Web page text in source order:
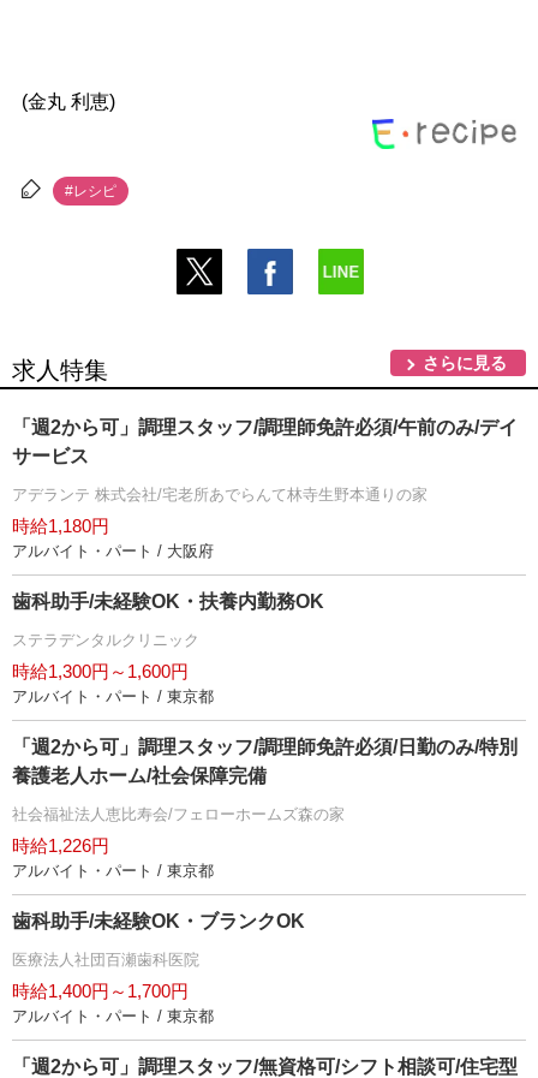
(金丸 利恵)
#レシピ
求人特集 さらに見る
「週2から可」調理スタッフ/調理師免許必須/午前のみ/デイ
サービス
アデランテ 株式会社/宅老所あでらんて林寺生野本通りの家
時給1,180円
アルバイト・パート / 大阪府
歯科助手/未経験OK・扶養内勤務OK
ステラデンタルクリニック
時給1,300円～1,600円
アルバイト・パート / 東京都
「週2から可」調理スタッフ/調理師免許必須/日勤のみ/特別
養護老人ホーム/社会保障完備
社会福祉法人恵比寿会/フェローホームズ森の家
時給1,226円
アルバイト・パート / 東京都
歯科助手/未経験OK・ブランクOK
医療法人社団百瀬歯科医院
時給1,400円～1,700円
アルバイト・パート / 東京都
「週2から可」調理スタッフ/無資格可/シフト相談可/住宅型